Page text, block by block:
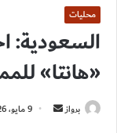
محليات
السعودية:
«هانتا»
برواز
أرسل 9 مايو، 2026